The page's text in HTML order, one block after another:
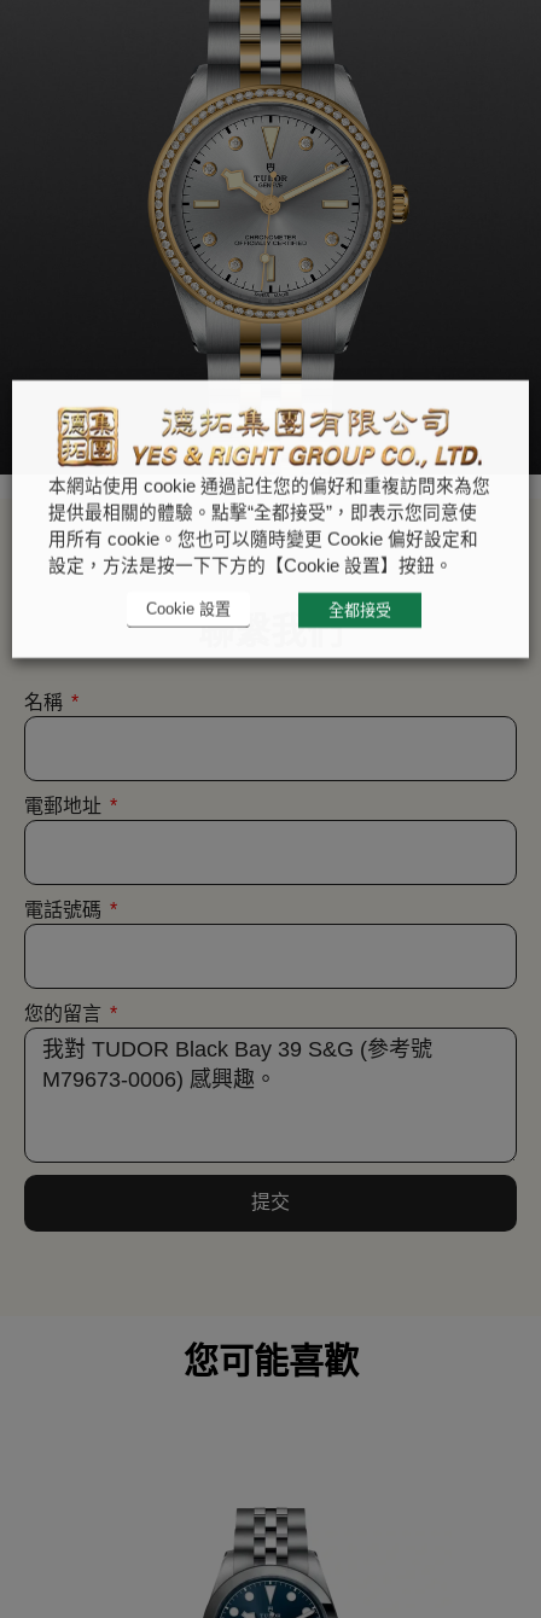
聯繫我們
名稱
電郵地址
電話號碼
您的留言
提交
您可能喜歡
本網站使用 cookie 通過記住您的偏好和重複訪問來為您
提供最相關的體驗。點擊“全都接受”，即表示您同意使
用所有 cookie。您也可以隨時變更 Cookie 偏好設定和
設定，方法是按一下下方的【Cookie 設置】按鈕。
Cookie 設置 全都接受